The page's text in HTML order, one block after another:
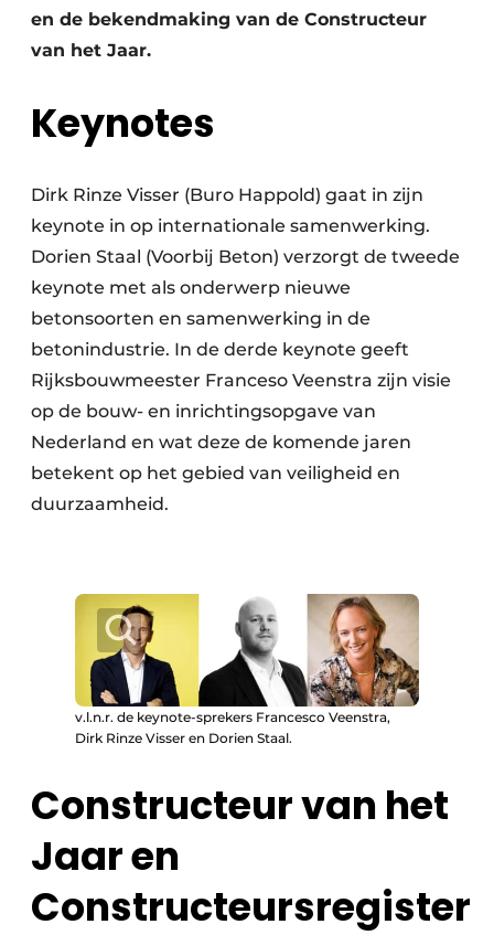
en de bekendmaking van de Constructeur
van het Jaar.
Keynotes
Dirk Rinze Visser (Buro Happold) gaat in zijn
keynote in op internationale samenwerking.
Dorien Staal (Voorbij Beton) verzorgt de tweede
keynote met als onderwerp nieuwe
betonsoorten en samenwerking in de
betonindustrie. In de derde keynote geeft
Rijksbouwmeester Franceso Veenstra zijn visie
op de bouw- en inrichtingsopgave van
Nederland en wat deze de komende jaren
betekent op het gebied van veiligheid en
duurzaamheid.
v.l.n.r. de keynote-sprekers Francesco Veenstra,
Dirk Rinze Visser en Dorien Staal.
Constructeur van het
Jaar en
Constructeursregister